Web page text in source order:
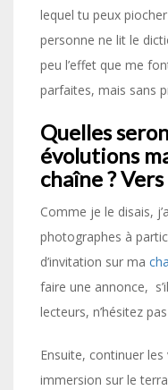
lequel tu peux
personne ne lit le
peu l’effet que me
parfaites, mais sans
Quelles
évolutions
chaîne ?
Comme je le disais,
photographes à
d’invitation sur ma
faire une annonce,
lecteurs, n’hésitez
Ensuite, continuer
immersion sur le